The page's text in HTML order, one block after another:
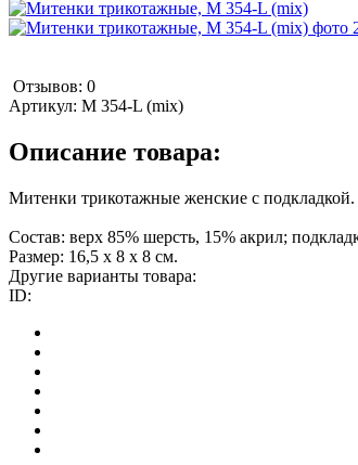
Отзывов: 0
Артикул: M 354-L (mix)
Описание товара:
Митенки трикотажные женские с
Состав: верх 85% шерсть, 15% акрил;
Размер: 16,5 х 8 х 8 см.
Другие варианты товара:
ID: